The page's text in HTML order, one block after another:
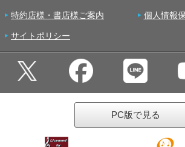
特約店様・書店様ご案内 個人情報
サイトポリシー
PC版で見る